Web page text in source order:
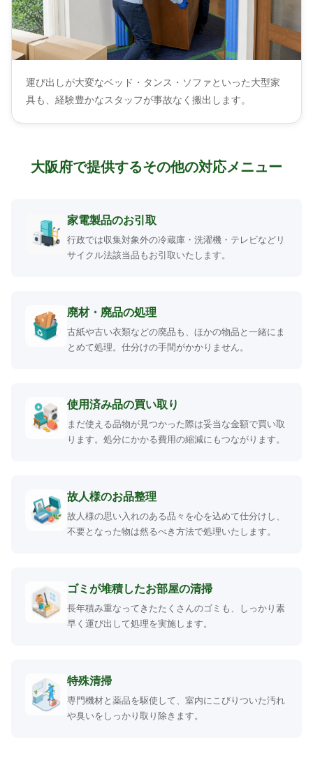
運び出しが大変なベッド・タンス・ソファといった大型家
具も、経験豊かなスタッフが事故なく搬出します。
大阪府で提供するその他の対応メニュー
家電製品のお引取
行政では収集対象外の冷蔵庫・洗濯機・テレビなどリ
サイクル法該当品もお引取いたします。
廃材・廃品の処理
古紙や古い衣類などの廃品も、ほかの物品と一緒にま
とめて処理。仕分けの手間がかかりません。
使用済み品の買い取り
まだ使える品物が見つかった際は妥当な金額で買い取
ります。処分にかかる費用の縮減にもつながります。
故人様のお品整理
故人様の思い入れのある品々を心を込めて仕分けし、
不要となった物は然るべき方法で処理いたします。
ゴミが堆積したお部屋の清掃
長年積み重なってきたたくさんのゴミも、しっかり素
早く運び出して処理を実施します。
特殊清掃
専門機材と薬品を駆使して、室内にこびりついた汚れ
や臭いをしっかり取り除きます。